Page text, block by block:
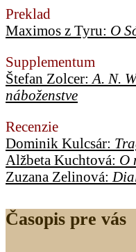
Preklad
Maximos z Tyru: O
Supplementum
Štefan Zolcer: A. N.
náboženstve
Recenzie
Dominik Kulcsár:
Alžbeta Kuchtová: O
Zuzana Zelinová:
Časopis pre vás